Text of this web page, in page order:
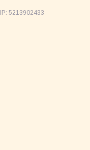
5213902433